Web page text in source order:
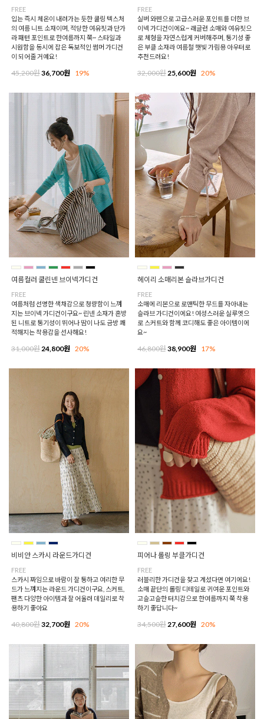
FREE
입는 즉시 체온이 내려가는 듯한 쿨링 텍스처
의 여름 니트 소재이며, 적당한 여유핏과 단가
라 패턴 포인트로 한여름까지 쭉~ 스타일과
시원함을 동시에 잡은 독보적인 썸머 가디건
이 되어줄 거예요!
45,200원36,700원 19%
FREE
실버 와펜으로 고급스러운 포인트를 더한 브
이넥 가디건이에요~ 래글런 소매와 여유핏으
로 체형을 자연스럽게 커버해주며, 통기성 좋
은 부클 소재라 여름철 햇빛 가림용 아우터로
추천드려요!
32,000원25,600원 20%
여름컬러 쿨린넨 브이넥가디건
FREE
여름처럼 선명한 색채감으로 청량함이 느껴
지는 브이넥 가디건이구요~ 린넨 소재가 혼방
된 니트로 통기성이 뛰어나 땀이 나도 금방 쾌
적해지는 착용감을 선사해요!
31,000원 24,800원 20%
헤이리 소매리본 슬라브가디건
FREE
소매에 리본으로 로맨틱한 무드를 자아내는
슬라브 가디건이에요! 여성스러운 실루엣으
로 스커트와 함께 코디해도 좋은 아이템이에
요~
46,800원38,900원 17%
비비안 스카시 라운드가디건
FREE
스카시 짜임으로 바람이 잘 통하고 여리한 무
드가 느껴지는 라운드 가디건이구요, 스커트,
팬츠 다양한 아이템과 잘 어울려 데일리로 착
용하기 좋아요
40,800원32,700원 20%
피어나 롤링 부클가디건
FREE
러블리한 가디건을 찾고 계셨다면 여기에요!
소매 끝단의 롤링 디테일로 귀여운 포인트와
고슬고슬한 터치감으로 한여름까지 쭉 착용
하기 좋답니다~
34,500원 27,600원 20%